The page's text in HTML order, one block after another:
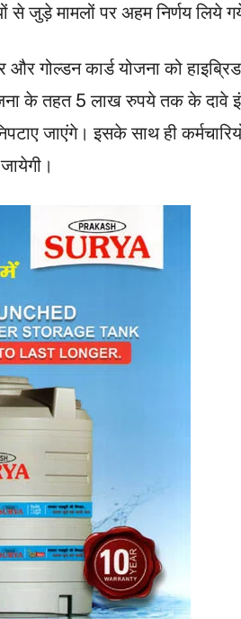
से जुड़े मामलों पर अहम निर्णय लिये
गोल्डन कार्ड योजना को
के तहत 5 लाख रुपये तक के दावे
जाएंगे। इसके साथ ही